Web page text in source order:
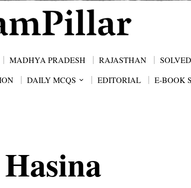
MADHYA PRADESH RAJASTHAN
DAILY MCQS EDITORIAL
E-BOOK